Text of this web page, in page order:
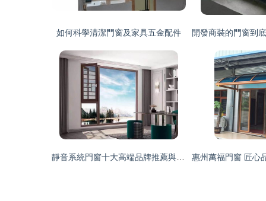
如何科學清潔門窗及家具五金配件